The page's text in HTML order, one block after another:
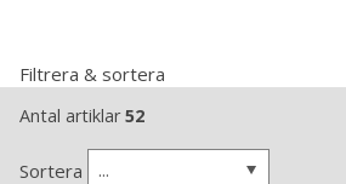
Filtrera & sortera
Antal artiklar52
Sortera ...